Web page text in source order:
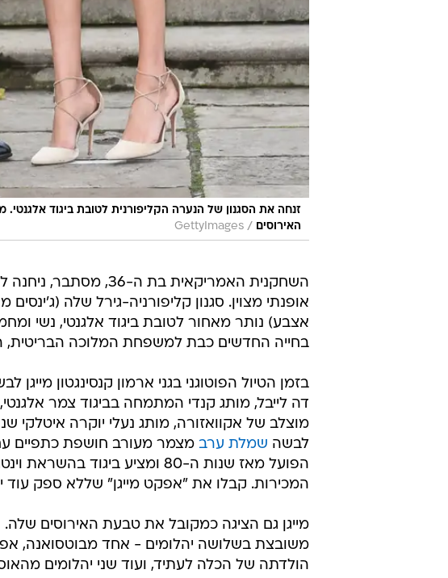
זנחה את הסגנון של הנערה הקליפורנית לטובת ביגוד
האירוסים
/
GettyImages
השחקנית האמריקאית בת
אופנתי מצוין. סגנון קליפורניה-גירל שלה
אצבע) נותר מאחור לטובת ביגוד אלגנטי, נשי
בחייה החדשים כבת למשפחת המלוכה הבריטית,
בזמן הטיול הפוטוגני בגני ארמון קנסינגטון
דה לייבל, מותג קנדי המתמחה בביגוד צמר אלגנטי,
לבשה שמלת ערב
הפועל מאז שנות ה-80 ומציע
המכירות. קבלו את "אפקט מייגן" שללא ספק
מייגן גם הציגה כמקובל את טבעת האירוסים
משובצת בשלושה יהלומים - אחד מבוטסואנה,
הולדתה של הכלה לעתיד, ועוד שני יהלומים